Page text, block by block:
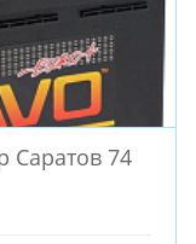
Саратов 74